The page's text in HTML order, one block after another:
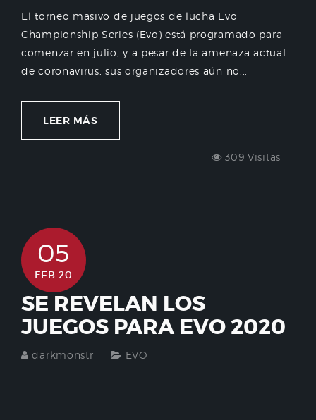
El torneo masivo de juegos de lucha Evo
Championship Series (Evo) está programado para
comenzar en julio, y a pesar de la amenaza actual
de coronavirus, sus organizadores aún no...
LEER MÁS
309 Visitas
05
FEB 20
SE REVELAN LOS
JUEGOS PARA EVO 2020
darkmonstr EVO